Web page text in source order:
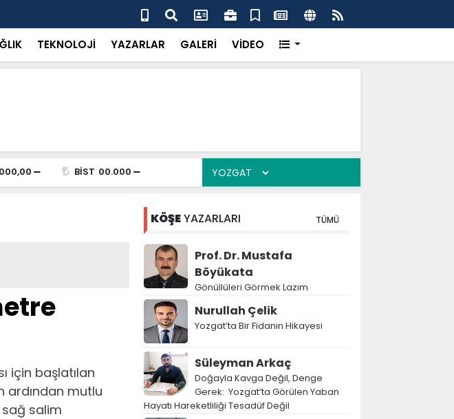
“Küçük bir dikkatsizlik büyük felakete dönüşebilir”
TEKNOLOJİ YAZARLAR GALERİ VİDEO
000,00 BİST 00.000
için başlatılan
ardından mutlu
sağ salim
KÖŞEYAZARLARI TÜMÜ
Prof. Dr. Mustafa
Böyükata
Gönüllüleri Görmek Lazım
Nurullah Çelik
Yozgat’ta Bir Fidanın Hikayesi
Süleyman Arkaç
Doğayla Kavga Değil, Denge
Gerek: Yozgat’ta Görülen Yaban
Hayatı Hareketliliği Tesadüf Değil